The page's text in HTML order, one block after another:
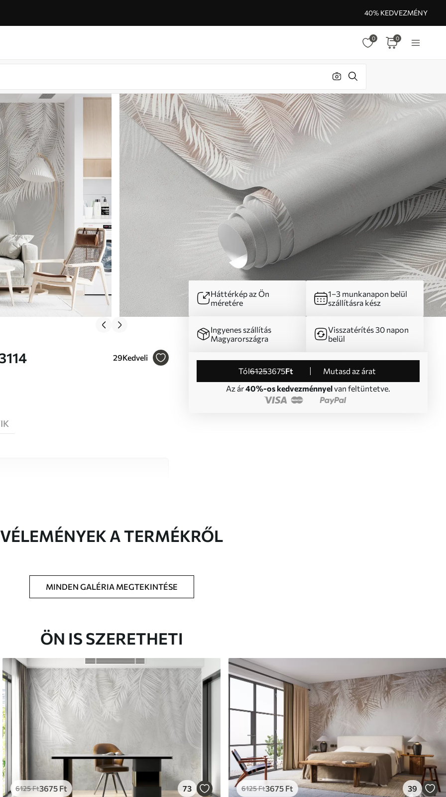
40% KEDVEZMÉNY
0 0
29Kedveli
Háttérkép az Ön
méretére
1–3 munkanapon belül
szállításra kész
Ingyenes szállítás
Magyarországra
Visszatérítés 30 napon
belül
Tól61253675Ft
Mutasd az árat
Az ár40%-os kedvezménnyelvan feltüntetve.
méretben nyomtatjuk ki, és legfeljebb 50
9499 /m²
and Stick
VÉLEMÉNYEK A TERMÉKRŐL
MINDEN GALÉRIA MEGTEKINTÉSE
ÖN IS SZERETHETI
6125Ft3675 Ft 73 6125Ft3675 Ft 39